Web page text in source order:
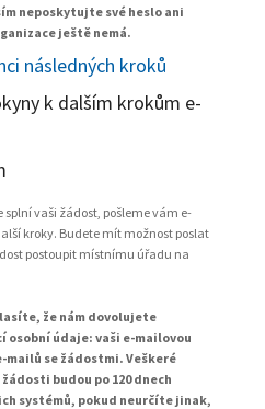
neposkytujte své heslo ani
ještě nemá.
následných kroků
k dalším krokům e-
vaši žádost, pošleme vám e-
kroky. Budete mít možnost poslat
postoupit místnímu úřadu na
že nám dovolujete
údaje: vaši e-mailovou
mailů se žádostmi. Veškeré
budou po 120 dnech
systémů, pokud neurčíte jinak,